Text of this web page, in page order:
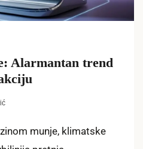
Alarmantan trend
munje, klimatske